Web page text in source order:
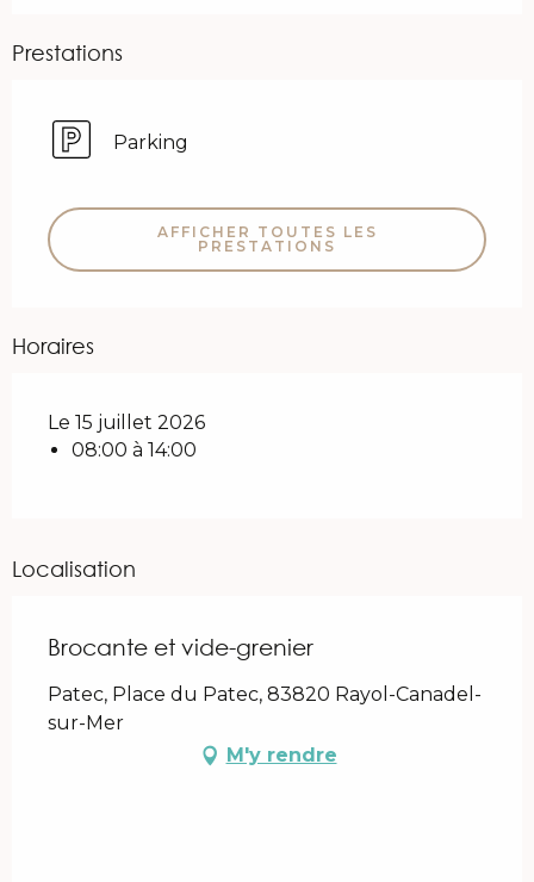
Prestations
Parking
AFFICHER TOUTES LES
PRESTATIONS
Horaires
Le 15 juillet 2026
08:00 à 14:00
Localisation
Brocante et vide-grenier
Patec, Place du Patec, 83820 Rayol-Canadel-
sur-Mer
M'y rendre